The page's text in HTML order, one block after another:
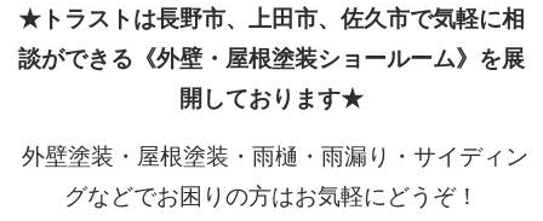
★トラストは長野市、上田市、佐久市で気軽に相
談ができる《外壁・屋根塗装ショールーム》を展
開しております★
外壁塗装・屋根塗装・雨樋・雨漏り・サイディン
グなどでお困りの方はお気軽にどうぞ！